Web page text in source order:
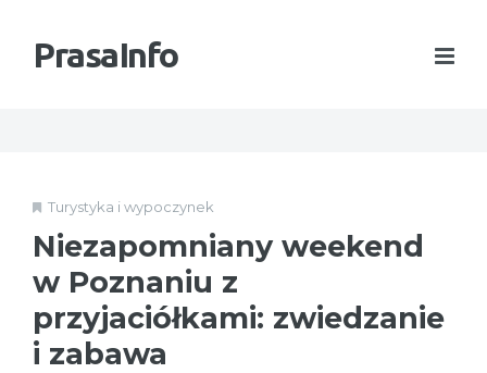
PrasaInfo
Turystyka i wypoczynek
Niezapomniany weekend
w Poznaniu z
przyjaciółkami: zwiedzanie
i zabawa